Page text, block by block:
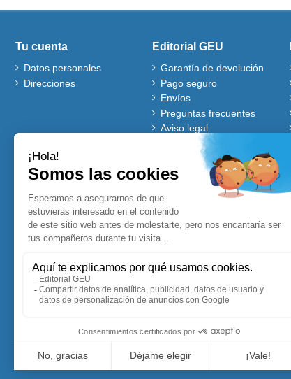
Tu cuenta
Datos personales
Direcciones
Editorial GEU
Garantía de devolución
Pago seguro
Envíos
Preguntas frecuentes
Aviso legal
Quiénes somos
Política de cookies
Autores
Ventajas de comprar en
nuestra web
Cuentos Disney
Accesibles para Todos
Planificadores y
Lecturas comprensivas
Blog